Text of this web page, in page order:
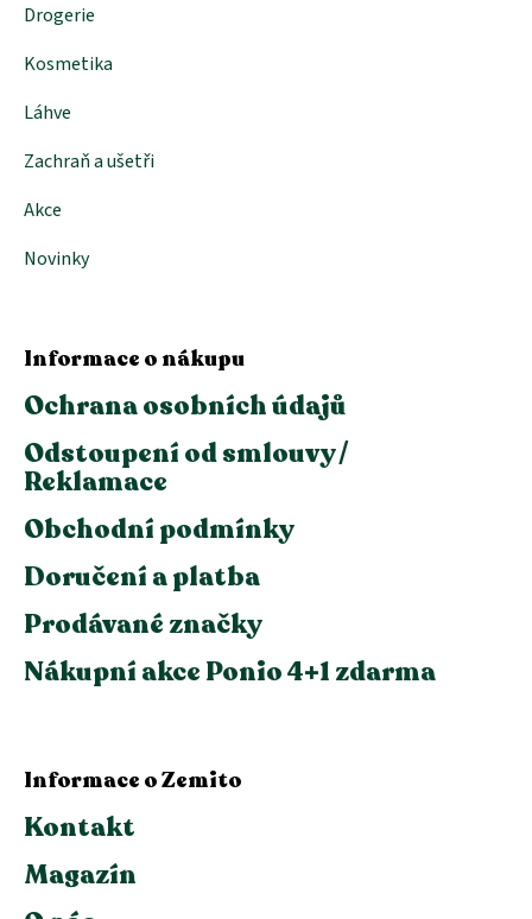
Drogerie
Kosmetika
Láhve
Zachraň a ušetři
Akce
Novinky
Informace o nákupu
Ochrana osobních údajů
Odstoupení od smlouvy /
Reklamace
Obchodní podmínky
Doručení a platba
Prodávané značky
Nákupní akce Ponio 4+1 zdarma
Informace o Zemito
Kontakt
Magazín